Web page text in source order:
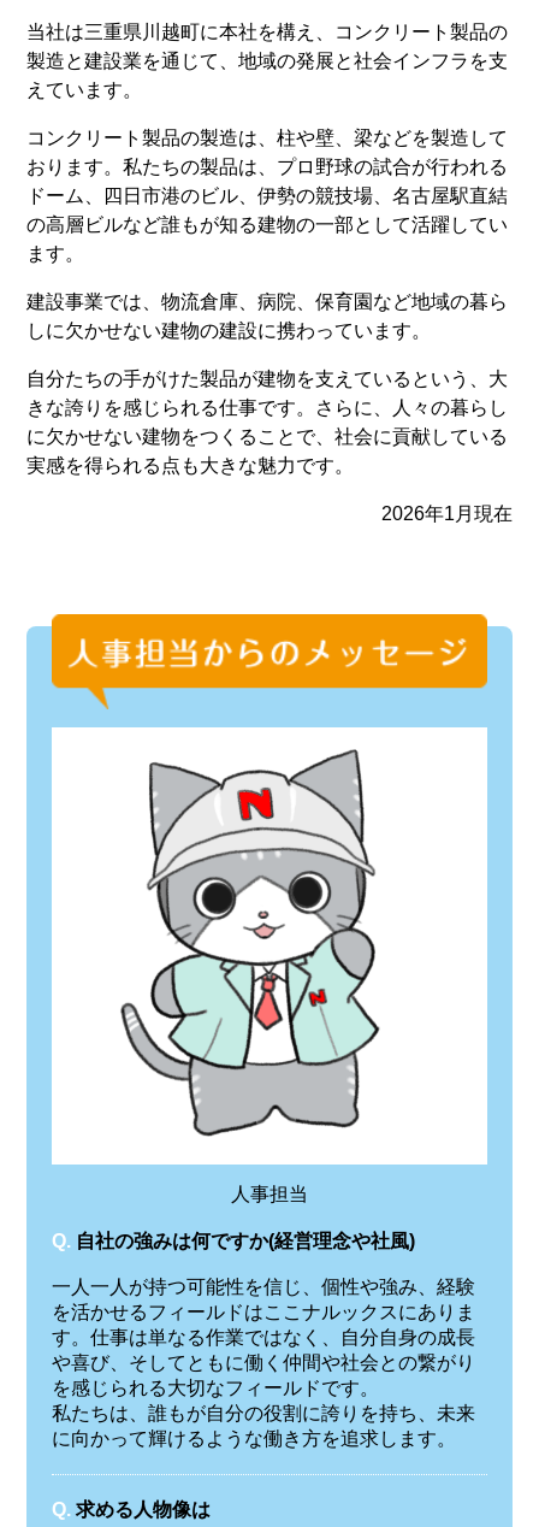
当社は三重県川越町に本社を構え、コンクリート製品の
製造と建設業を通じて、地域の発展と社会インフラを支
えています。
コンクリート製品の製造は、柱や壁、梁などを製造して
おります。私たちの製品は、プロ野球の試合が行われる
ドーム、四日市港のビル、伊勢の競技場、名古屋駅直結
の高層ビルなど誰もが知る建物の一部として活躍してい
ます。
建設事業では、物流倉庫、病院、保育園など地域の暮ら
しに欠かせない建物の建設に携わっています。
自分たちの手がけた製品が建物を支えているという、大
きな誇りを感じられる仕事です。さらに、人々の暮らし
に欠かせない建物をつくることで、社会に貢献している
実感を得られる点も大きな魅力です。
2026年1月現在
人事担当
Q. 自社の強みは何ですか(経営理念や社風)
一人一人が持つ可能性を信じ、個性や強み、経験
を活かせるフィールドはここナルックスにありま
す。仕事は単なる作業ではなく、自分自身の成長
や喜び、そしてともに働く仲間や社会との繋がり
を感じられる大切なフィールドです。
私たちは、誰もが自分の役割に誇りを持ち、未来
に向かって輝けるような働き方を追求します。
Q. 求める人物像は